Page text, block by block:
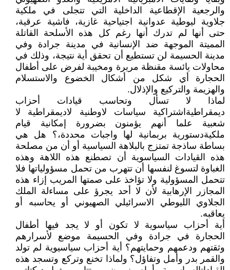
والرجعية الإقطاعية الداخلية التي تتجلى في ملكية
جلاوية ليوطية عدوانية اجتياحية غازية، فاشية عرقية،
حتى أنها لم تدرك أنها رغم كل هذه الأسلحة القاتلة
المميتة الموجهة ضد الإنسانية في مدينة جرادة وفي
مدينة الحسيمة لن تستطيع أن تحقق أية نتيجة، وذلك في
محاولات يائسة مقنظة مريرة ومخيبة لفرض على أطفال
الحجارة أي شكل من أشكال الخضوع والاستسلام
والهزيمة والتركيع والإذلال.
لماذا لا تسأل وتحاسب قيادات أحزاب
ديمقراطيةاشتراكية سياسات لاوطنية لاديمقراطية لا
شعبية علما أنهم يؤمنون بضرورة إمكانية قيام
ملكيةدستورية بربمانية لها واجبات محددة،؟ هل هي
بساطة ساذجة تمتزج بالبلاهة السياسية أو أن من مصلحة
هذه القيادات السياسوية أن تصطنع هذه اللاهة وهذه
الغباوة لتسوغ لنفسها أن تتهرب من تحمل مسؤولياتها فلا
تتحمل المسؤولية ولا تؤاخذ على صمتها المريب إزاء هذه
المجازر الإرهابية لأن لا أحد يجرؤ على مساءلة الملك
الجلاوي الليوطي الاسرائيلي الصهيوني أو يحاسبه أو
يعاقبه.
أية أحزاب سياسوية لا تكون أو لا يجد فيها أطفال
الحجارة في جرادة وفي الحسيمة موضع لأسرارهم
وثقتهم ودعمهم وحمايتهم؟ أية أحزاب سياسيوية لم تولد
والقمر بدر وأمل وتفاؤل؟ ولماذا تخنع وتركع وتسجد هذه